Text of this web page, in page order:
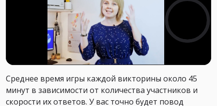
Среднее время игры каждой викторины около 45
минут в зависимости от количества участников и
скорости их ответов. У вас точно будет повод